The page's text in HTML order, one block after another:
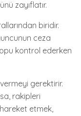
zayıflatır.
biridir.
ceza
kontrol ederken
gerektirir.
rakipleri
etmek,